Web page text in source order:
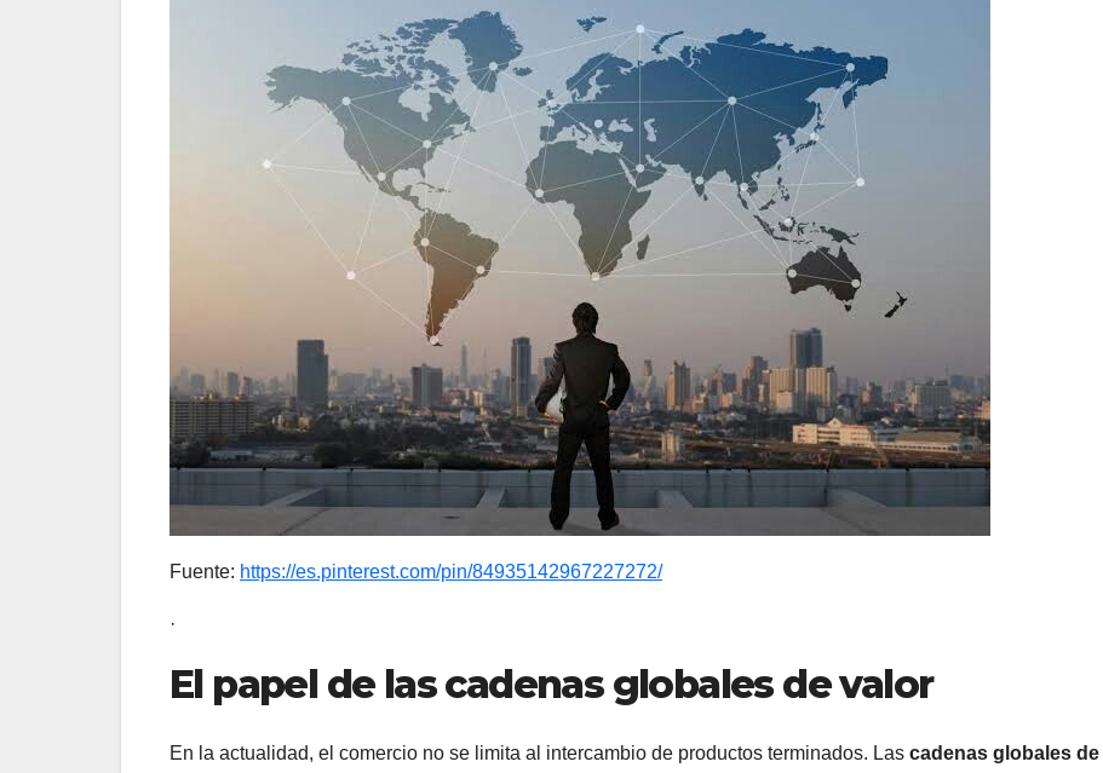
Fuente: https://es.pinterest.com/pin/84935142967227272/
·
El papel de las cadenas globales de valor
En la actualidad, el comercio no se limita al intercambio de productos terminados. Las cadenas globales de